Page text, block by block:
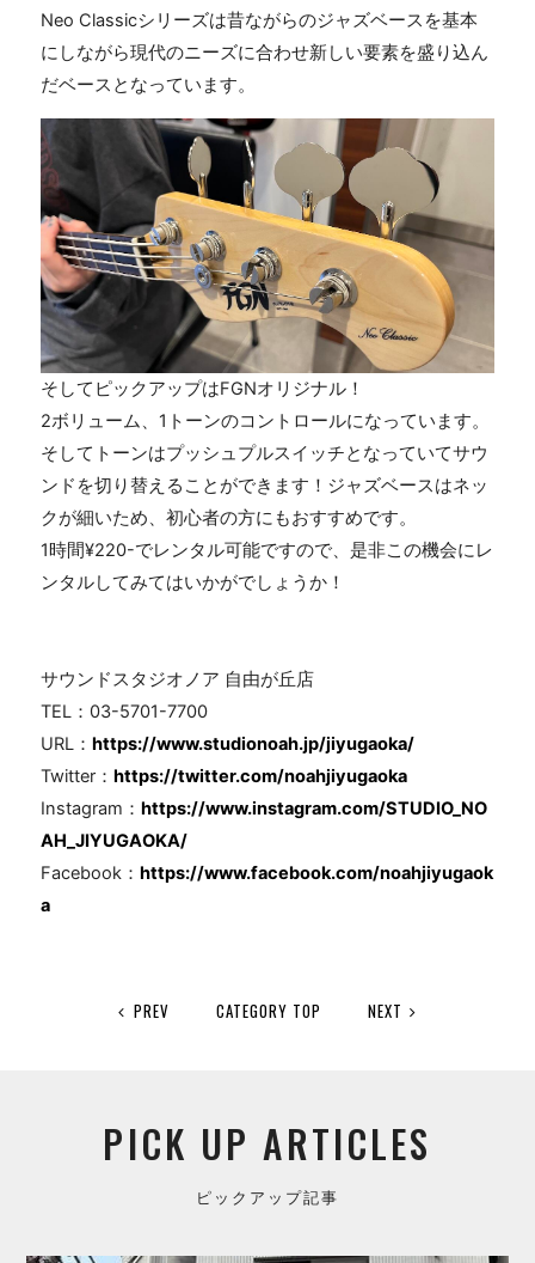
Neo Classicシリーズは昔ながらのジャズベースを基本
にしながら現代のニーズに合わせ新しい要素を盛り込ん
だベースとなっています。
そしてピックアップはFGNオリジナル！
2ボリューム、1 トーンのコントロールになっています。
そしてトーンはプッシュプルスイッチとなっていてサウ
ンドを切り替えることができます！ジャズベースはネッ
クが細いため、初心者の方にもおすすめです。
1時間¥220-でレンタル可能ですので、是非この機会にレ
ンタルしてみてはいかがでしょうか！
サウンドスタジオノア 自由が丘店
TEL：03-5701-7700
URL：https://www.studionoah.jp/jiyugaoka/
Twitter：https://twitter.com/noahjiyugaoka
Instagram：https://www.instagram.com/STUDIO_NO
AH_JIYUGAOKA/
Facebook：https://www.facebook.com/noahjiyugaok
a
PREV CATEGORY TOP NEXT
PICK UP ARTICLES
ピックアップ記事